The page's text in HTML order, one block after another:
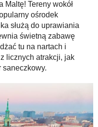
Maltę! Tereny wokół
ośrodek
służą do uprawiania
świetną zabawę
tu na nartach i
licznych atrakcji, jak
saneczkowy.